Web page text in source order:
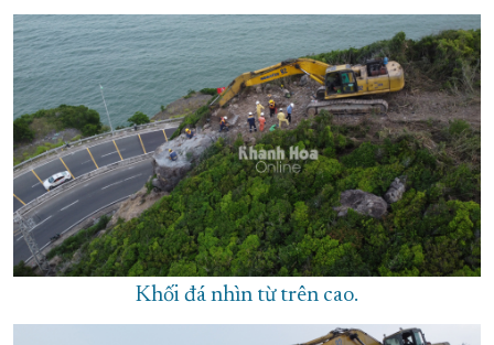
Khối đá nhìn từ trên cao.